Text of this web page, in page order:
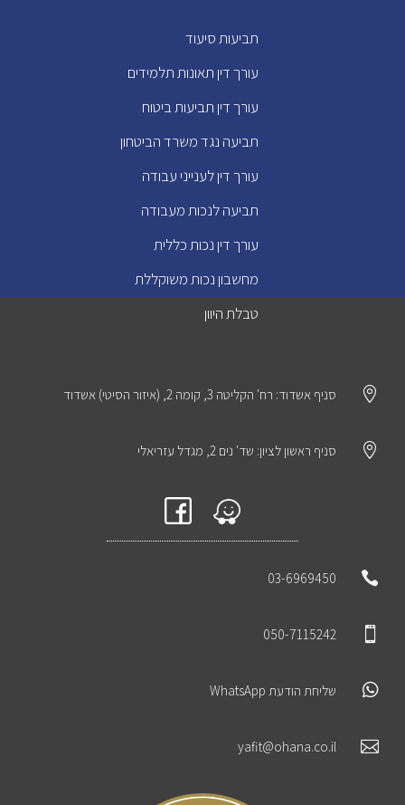
תביעות סיעוד
עורך דין תאונות תלמידים
עורך דין תביעות ביטוח
תביעה נגד משרד הביטחון
עורך דין לענייני עבודה
תביעה לנכות מעבודה
עורך דין נכות כללית
מחשבון נכות משוקללת
טבלת היוון
 סניף אשדוד: רח' הקליטה 3, קומה 2, (איזור הסיטי) אשדוד
 סניף ראשון לציון: שד' נים 2, מגדל עזריאלי

03-6969450

050-7115242
 שליחת הודעת WhatsApp

yafit@ohana.co.il